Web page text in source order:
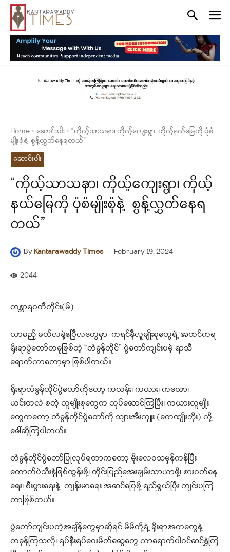
Home ဆောင်းပါး
“ကိုယ့်သာသနာ၊ ကိုယ့်ကျေးရွာ၊ ကိုယ့်နယ်မြေကို ပုံစံ
မျိုးစုံနဲ့ စွန့်လွှတ်နေရတယ်”
ဆောင်းပါး
“ကိုယ့်သာသနာ၊ ကိုယ့်ကျေးရွာ၊ ကိုယ့်
နယ်မြေကို ပုံစံမျိုးစုံနဲ့ စွန့်လွှတ်နေရ
တယ်”
By Kantarawaddy Times - February 19, 2024
2044
ကန္တာရဝတီတိုင်း(မ်)
လာမည့် မတ်လနဲ့ဧပြီလတွေမှာ ကရင်နီလူမျိုးစုတွေရဲ့ အထင်ကရ
ရိုးရာပွဲတော်တခုဖြစ်တဲ့ “တံခွန်တိုင်” ပွဲတော်ကျင်းပမဲ့ ရာသီ
ရောက်လာတော့မှာ ဖြစ်ပါတယ်။
ရိုးရာတံခွန်တိုင်ပွဲတော်ကိုတော့ ကယန်း၊ ကယား၊ ကယော၊
ယင်းတလဲ စတဲ့ လူမျိုးစုတွေက လုပ်ဆောင်ကြပြီး၊ ကယားလူမျိုး
တွေကတော့ တံခွန်တိုင်ပွဲတော်ကို သျားအီးလှူး (ကေထျိုးဘိုး) လို့
ခေါ်ဆိုကြပါတယ်။
တံခွန်တိုင်ပွဲတော်ပြုလုပ်ရတာကတော့ မိုးလေဝသမှန်ကန်ပြီး
ကောက်ပဲသီးနှံဖြစ်ထွန်းဖို့၊ တိုင်းပြည်အေးချမ်းသာယာဖို့၊ စားဝတ်နေ
ရေး၊ စီးပွားရေးနဲ့ ကျန်းမာရေး အဆင်ပြေဖို့ ရည်ရွယ်ပြီး ကျင်းပကြ
တာဖြစ်တယ်။
ပွဲတော်ကျင်းပတဲ့အချိန်တွေမှာဆိုရင် မိမိတို့ရဲ့ ရိုးရာအကတွေနဲ့
ကခုန်ကြသလို၊ ရပ်နီးရပ်ဝေးမိတ်ဆွေတွေ လာရောက်ပါဝင်ဆင်နွှဲကြ